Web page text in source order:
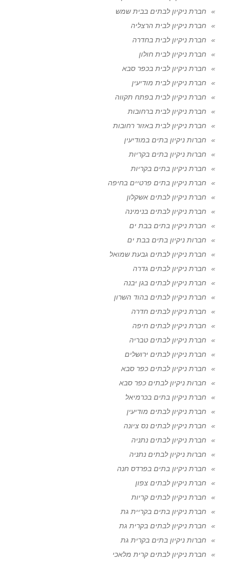
חברת ניקיון לבתים בבית שמש
חברת ניקיון לבית הרצליה
חברת ניקיון לבית בחדרה
חברת ניקיון לבית חולון
חברת ניקיון לבית בכפר סבא
חברת ניקיון לבית מודיעין
חברת ניקיון לבית בפתח תקווה
חברת ניקיון לבית ברחובות
חברת ניקיון לבית באזור רחובות
חברות ניקיון בתים במודיעין
חברות ניקיון בתים בקריות
חברת ניקיון בתים בקריות
חברת ניקיון בתים פרטיים בחיפה
חברת ניקיון לבתים אשקלון
חברת ניקיון לבתים בנימינה
חברת ניקיון בתים בבת ים
חברות ניקיון בתים בבת ים
חברת ניקיון לבתים גבעת שמואל
חברת ניקיון לבתים גדרה
חברת ניקיון לבתים בגן יבנה
חברת ניקיון לבתים בהוד השרון
חברת ניקיון לבתים חדרה
חברת ניקיון לבתים חיפה
חברת ניקיון לבתים טבריה
חברת ניקיון לבתים ירושלים
חברת ניקיון לבתים כפר סבא
חברות ניקיון לבתים כפר סבא
חברת ניקיון בתים בכרמיאל
חברת ניקיון לבתים מודיעין
חברת ניקיון לבתים נס ציונה
חברת ניקיון לבתים נתניה
חברות ניקיון לבתים נתניה
חברת ניקיון בתים בפרדס חנה
חברת ניקיון לבתים צפון
חברת ניקיון לבתים קריות
חברת ניקיון בתים בקריית גת
חברת ניקיון לבתים בקרית גת
חברות ניקיון בתים בקרית גת
חברת ניקיון לבתים קרית מלאכי